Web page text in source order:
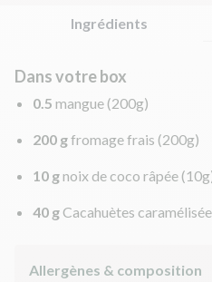
Ingrédients
Dans votre box
0.5 mangue (200g)
200 gfromage frais (200g)
10 gnoix de coco râpée
40 g Cacahuètes
Allergènes & composition